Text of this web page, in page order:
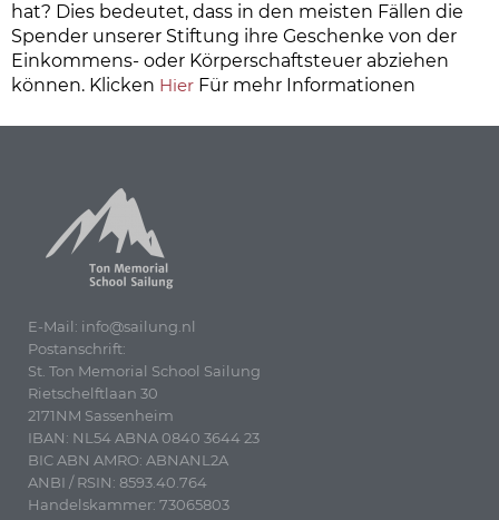
hat? Dies bedeutet, dass in den meisten Fällen die
Spender unserer Stiftung ihre Geschenke von der
Einkommens- oder Körperschaftsteuer abziehen
können. Klicken Hier Für mehr Informationen
E-Mail: info@sailung.nl
Postanschrift:
St. Ton Memorial School Sailung
Rietschelftlaan 30
2171NM Sassenheim
IBAN: NL54 ABNA 0840 3644 23
BIC ABN AMRO: ABNANL2A
ANBI / RSIN: 8593.40.764
Handelskammer: 73065803